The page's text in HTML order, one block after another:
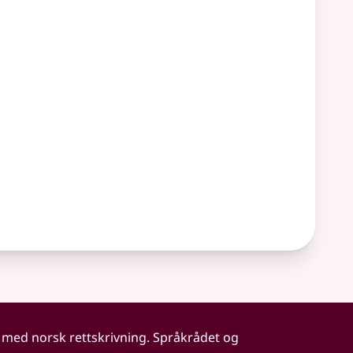
norsk rettskrivning. Språkrådet og